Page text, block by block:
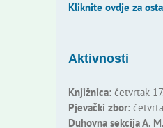
Kliknite ovdje za
Aktivnosti
Knjižnica:četvrtak
Pjevački zbor:
Duhovna sekcija A.